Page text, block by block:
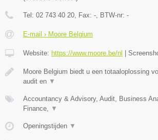
Tel: 02 743 40 20 , Fax: - , BTW-nr: -
E-mail › Moore Belgium
Website: https://www.moore.be/nl |
Moore Belgium biedt u een totaaloplossing
audit en ▼
Accountancy & Advisory, Audit, Business
Finance,
▼
Openingstijden ▼